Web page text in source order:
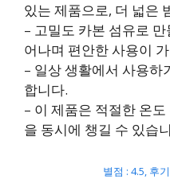
있는 제품으로, 더 넓은
– 고밀도 카본 섬유로
어나며 편안한 사용이
– 일상 생활에서 사용하
합니다.
– 이 제품은 적절한 온
을 동시에 챙길 수 있습
별점 : 4.5, 후